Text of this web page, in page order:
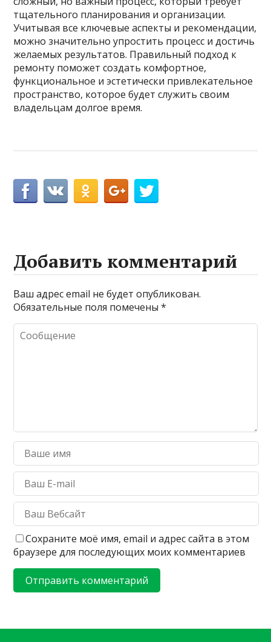
тщательного планирования и организации.
Учитывая все ключевые аспекты и рекомендации,
можно значительно упростить процесс и достичь
желаемых результатов. Правильный подход к
ремонту поможет создать комфортное,
функциональное и эстетически привлекательное
пространство, которое будет служить своим
владельцам долгое время.
Добавить комментарий
Ваш адрес email не будет опубликован.
Обязательные поля помечены*
Сохраните моё имя, email и адрес сайта в этом
браузере для последующих моих комментариев